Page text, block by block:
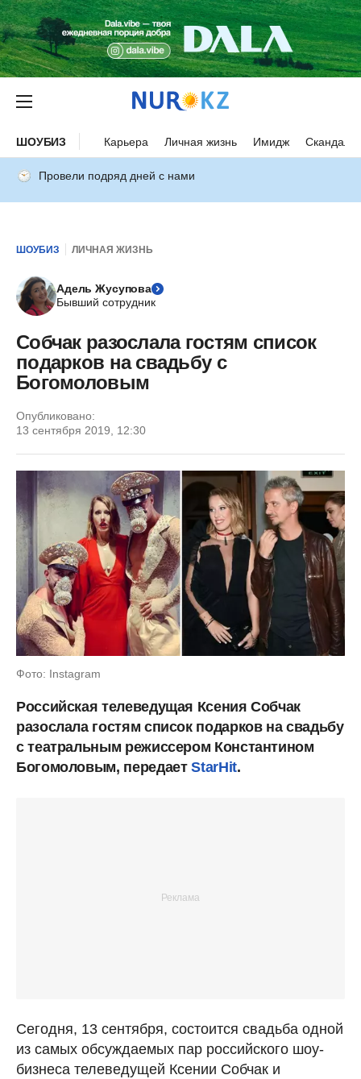
ШОУБИЗ Карьера Личная жизнь Имидж Скандалы
Провели подряд дней с нами
ШОУБИЗ ЛИЧНАЯ ЖИЗНЬ
Адель Жусупова
Бывший сотрудник
Собчак разослала гостям список
подарков на свадьбу с
Богомоловым
Опубликовано:
13 сентября 2019, 12:30
Фото: Instagram
Российская телеведущая Ксения Собчак
разослала гостям список подарков на свадьбу
с театральным режиссером Константином
Богомоловым, передает StarHit.
Сегодня, 13 сентября, состоится свадьба одной
из самых обсуждаемых пар российского шоу-
бизнеса телеведущей Ксении Собчак и